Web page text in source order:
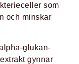
som
och minskar
glukan-
gynnar